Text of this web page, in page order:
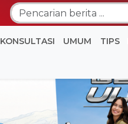
KONSULTASI UMUM TIPS